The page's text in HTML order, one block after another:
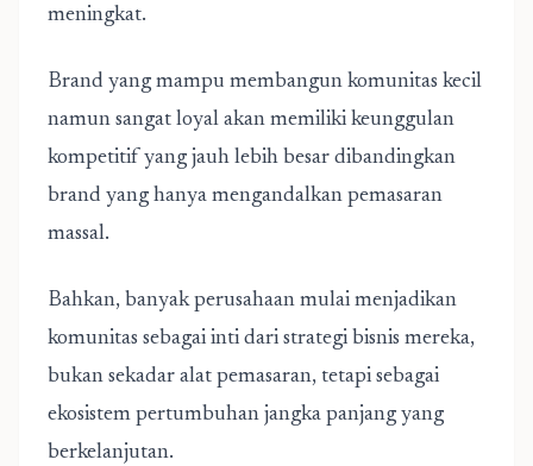
meningkat.
Brand yang mampu membangun komunitas kecil
namun sangat loyal akan memiliki keunggulan
kompetitif yang jauh lebih besar dibandingkan
brand yang hanya mengandalkan pemasaran
massal.
Bahkan, banyak perusahaan mulai menjadikan
komunitas sebagai inti dari strategi bisnis mereka,
bukan sekadar alat pemasaran, tetapi sebagai
ekosistem pertumbuhan jangka panjang yang
berkelanjutan.